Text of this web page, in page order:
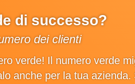
di successo?
dei clienti
verde! Il numero verde
anche per la tua